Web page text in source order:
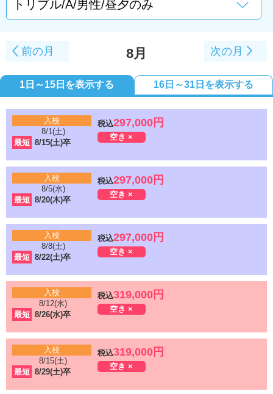
前の月 8月 次の月
1日～15日を表示する 16日～31日を表示する
入校
8/1(土)
最短 8/15(土)卒
税込297,000円
空き ×
入校
8/5(水)
最短 8/20(木)卒
税込297,000円
空き ×
入校
8/8(土)
最短 8/22(土)卒
税込297,000円
空き ×
入校
8/12(水)
最短 8/26(水)卒
税込319,000円
空き ×
入校
8/15(土)
最短 8/29(土)卒
税込319,000円
空き ×